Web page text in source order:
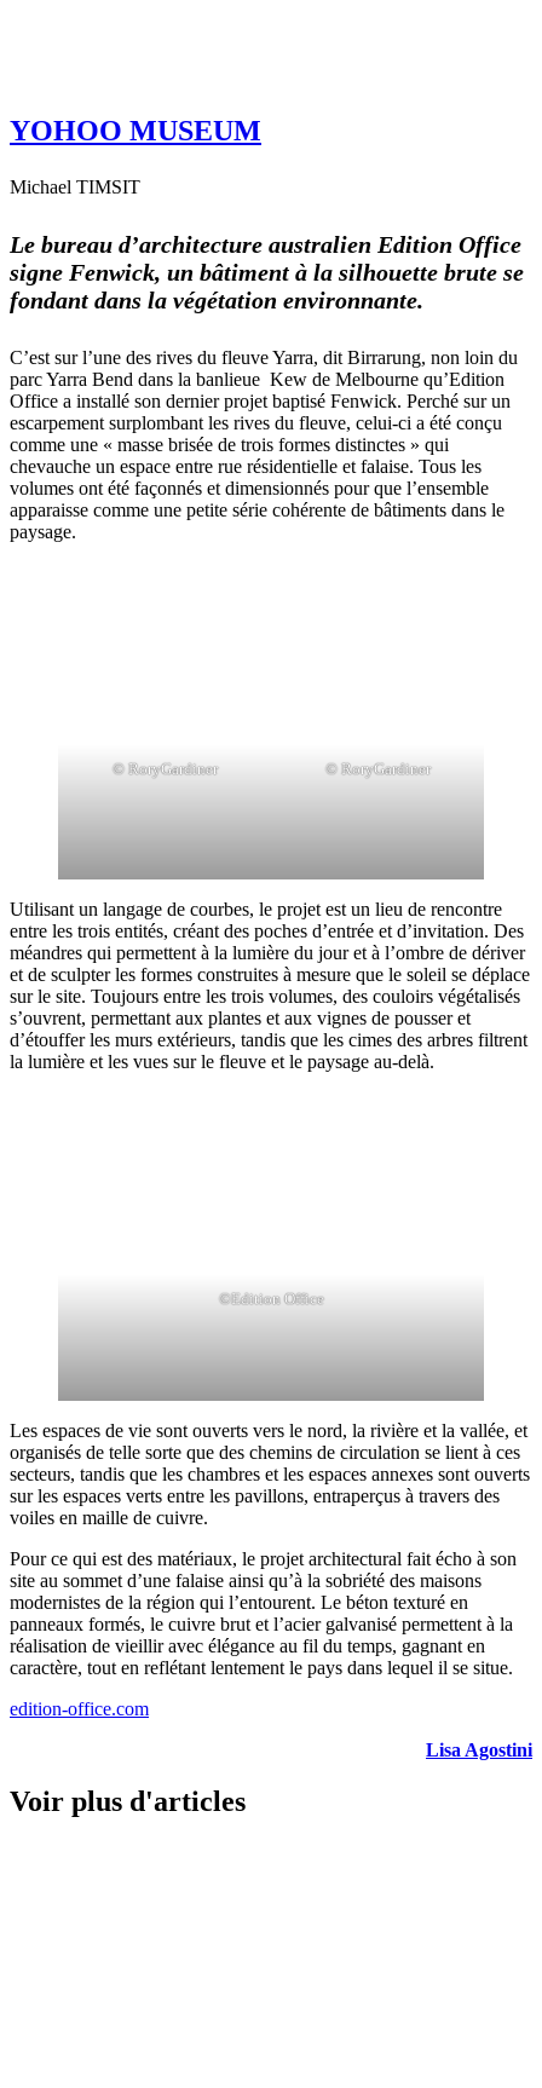
YOHOO MUSEUM
Michael TIMSIT
Le bureau d’architecture australien Edition Office
signe Fenwick, un bâtiment à la silhouette brute se
fondant dans la végétation environnante.
C’est sur l’une des rives du fleuve Yarra, dit Birrarung, non loin du
parc Yarra Bend dans la banlieue Kew de Melbourne qu’Edition
Office a installé son dernier projet baptisé Fenwick. Perché sur un
escarpement surplombant les rives du fleuve, celui-ci a été conçu
comme une « masse brisée de trois formes distinctes » qui
chevauche un espace entre rue résidentielle et falaise. Tous les
volumes ont été façonnés et dimensionnés pour que l’ensemble
apparaisse comme une petite série cohérente de bâtiments dans le
paysage.
© RoryGardiner © RoryGardiner
Utilisant un langage de courbes, le projet est un lieu de rencontre
entre les trois entités, créant des poches d’entrée et d’invitation. Des
méandres qui permettent à la lumière du jour et à l’ombre de dériver
et de sculpter les formes construites à mesure que le soleil se déplace
sur le site. Toujours entre les trois volumes, des couloirs végétalisés
s’ouvrent, permettant aux plantes et aux vignes de pousser et
d’étouffer les murs extérieurs, tandis que les cimes des arbres filtrent
la lumière et les vues sur le fleuve et le paysage au-delà.
©Edition Office
Les espaces de vie sont ouverts vers le nord, la rivière et la vallée, et
organisés de telle sorte que des chemins de circulation se lient à ces
secteurs, tandis que les chambres et les espaces annexes sont ouverts
sur les espaces verts entre les pavillons, entraperçus à travers des
voiles en maille de cuivre.
Pour ce qui est des matériaux, le projet architectural fait écho à son
site au sommet d’une falaise ainsi qu’à la sobriété des maisons
modernistes de la région qui l’entourent. Le béton texturé en
panneaux formés, le cuivre brut et l’acier galvanisé permettent à la
réalisation de vieillir avec élégance au fil du temps, gagnant en
caractère, tout en reflétant lentement le pays dans lequel il se situe.
edition-office.com
Lisa Agostini
Voir plus d'articles